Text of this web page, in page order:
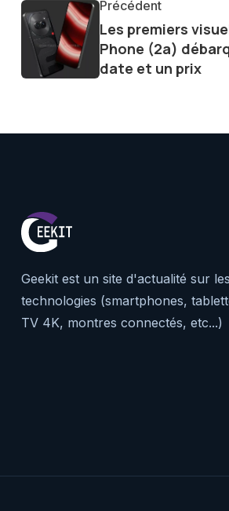
de la
le futur
Précédent
Les premiers
Phone (2a)
date et un prix
Geekit est un site d'actualité sur
technologies (smartphones,
TV 4K, montres connectés, etc...)